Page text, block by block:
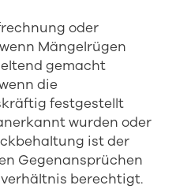
oder
Mängelrügen
gemacht
die
festgestellt
wurden oder
ist der
Gegenansprüchen
berechtigt.